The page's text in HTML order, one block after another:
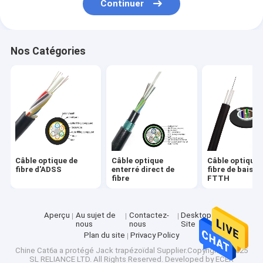
Continuer
Nos Catégories
Câble optique de
fibre d'ADSS
Câble optique
enterré direct de
fibre
Câble optique
fibre de baisse
FTTH
Aperçu
Au sujet de
nous
Contactez-
nous
Desktop
Site
Plan du site
Privacy Policy
Chine Cat6a a protégé Jack trapézoïdal Supplier.Copyright © 2025
SL RELIANCE LTD. All Rights Reserved. Developed by ECER